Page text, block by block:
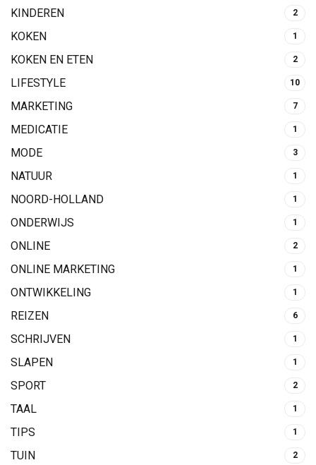
KINDEREN 2
KOKEN 1
KOKEN EN ETEN 2
LIFESTYLE 10
MARKETING 7
MEDICATIE 1
MODE 3
NATUUR 1
NOORD-HOLLAND 1
ONDERWIJS 1
ONLINE 2
ONLINE MARKETING 1
ONTWIKKELING 1
REIZEN 6
SCHRIJVEN 1
SLAPEN 1
SPORT 2
TAAL 1
TIPS 1
TUIN 2